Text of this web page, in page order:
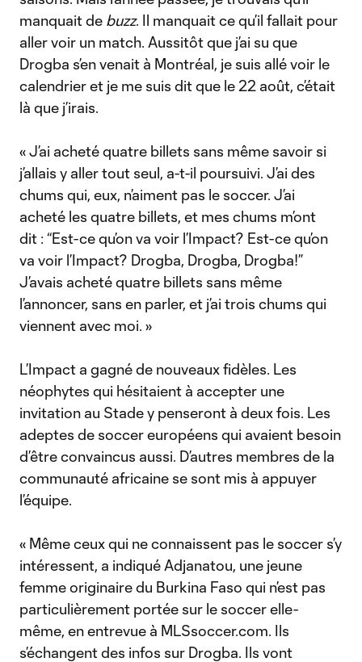
manquait de buzz. Il manquait ce qu’il fallait pour
aller voir un match. Aussitôt que j’ai su que
Drogba s’en venait à Montréal, je suis allé voir le
calendrier et je me suis dit que le 22 août, c’était
là que j’irais.
« J’ai acheté quatre billets sans même savoir si
j’allais y aller tout seul, a-t-il poursuivi. J’ai des
chums qui, eux, n’aiment pas le soccer. J’ai
acheté les quatre billets, et mes chums m’ont
dit : “Est-ce qu’on va voir l’Impact? Est-ce qu’on
va voir l’Impact? Drogba, Drogba, Drogba!”
J’avais acheté quatre billets sans même
l’annoncer, sans en parler, et j’ai trois chums qui
viennent avec moi. »
L’Impact a gagné de nouveaux fidèles. Les
néophytes qui hésitaient à accepter une
invitation au Stade y penseront à deux fois. Les
adeptes de soccer européens qui avaient besoin
d’être convaincus aussi. D’autres membres de la
communauté africaine se sont mis à appuyer
l’équipe.
« Même ceux qui ne connaissent pas le soccer s’y
intéressent, a indiqué Adjanatou, une jeune
femme originaire du Burkina Faso qui n’est pas
particulièrement portée sur le soccer elle-
même, en entrevue à MLSsoccer.com. Ils
s’échangent des infos sur Drogba. Ils vont